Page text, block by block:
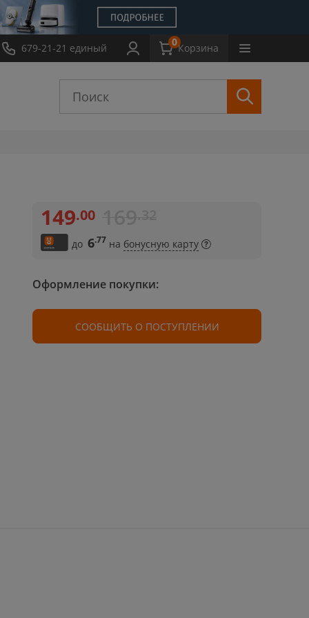
Обмен Выкуп Новости Обзоры Инструкции
679-21-21 единый 0Корзина
149.00
до 6.77 на бонусную карту
Оформление покупки:
СООБЩИТЬ О ПОСТУПЛЕНИИ